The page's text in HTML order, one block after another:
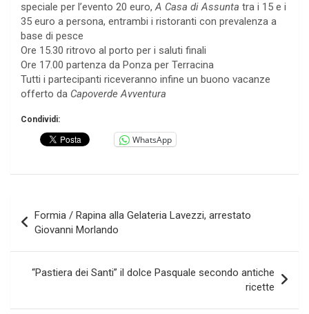
speciale per l’evento 20 euro,A Casa di Assunta tra i 15 e i
35 euro a persona, entrambi i ristoranti con prevalenza a
base di pesce
Ore 15.30 ritrovo al porto per i saluti finali
Ore 17.00 partenza da Ponza per Terracina
Tutti i partecipanti riceveranno infine un buono vacanze
offerto da Capoverde Avventura
Condividi:
WhatsApp
articoli
Formia / Rapina alla Gelateria Lavezzi, arrestato
Giovanni Morlando
“Pastiera dei Santi” il dolce Pasquale secondo antiche
ricette